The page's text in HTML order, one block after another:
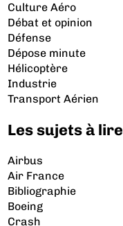
Culture Aéro
Débat et opinion
Défense
Dépose minute
Hélicoptère
Industrie
Transport Aérien
Les sujets à lire
Airbus
Air France
Bibliographie
Boeing
Crash